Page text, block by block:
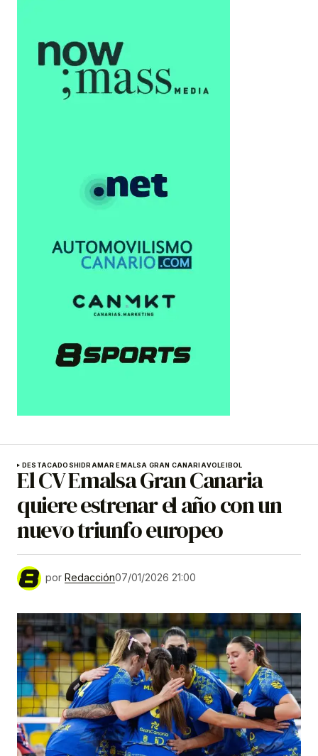
DESTACADOS HIDRAMAR EMALSA GRAN CANARIAVOLEIBOL
El CV Emalsa Gran Canaria
quiere estrenar el año con un
nuevo triunfo europeo
por Redacción07/01/2026 21:00